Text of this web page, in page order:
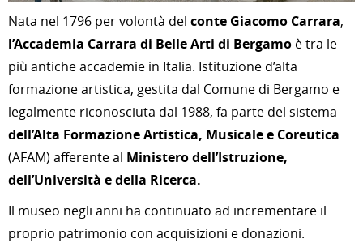
Nata nel 1796 per volontà del conte Giacomo Carrara,
l’Accademia Carrara di Belle Arti di Bergamo è tra le
più antiche accademie in Italia. Istituzione d’alta
formazione artistica, gestita dal Comune di Bergamo e
legalmente riconosciuta dal 1988, fa parte del sistema
dell’Alta Formazione Artistica, Musicale e Coreutica
(AFAM) afferente al Ministero dell’Istruzione,
dell’Università e della Ricerca.
Il museo negli anni ha continuato ad incrementare il
proprio patrimonio con acquisizioni e donazioni.